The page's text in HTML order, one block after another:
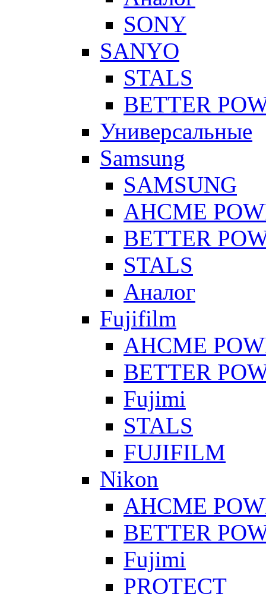
SONY
SANYO
STALS
BETTER
Универсальные
Samsung
SAMSUNG
AHCME
BETTER
STALS
Аналог
Fujifilm
AHCME
BETTER
Fujimi
STALS
FUJIFILM
Nikon
AHCME
BETTER
Fujimi
PROTECT